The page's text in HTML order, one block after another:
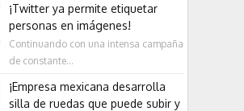
¡Twitter ya permite etiquetar
personas en imágenes!
Continuando con una intensa campaña
de constante...
¡Empresa mexicana desarrolla
silla de ruedas que puede subir y